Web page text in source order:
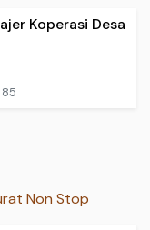
Koperasi Desa
85
Non Stop